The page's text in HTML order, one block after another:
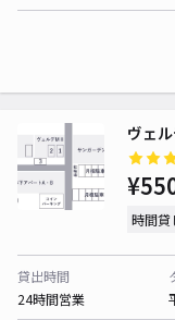
ヴェ
時間貸
貸出時間
24時間営業